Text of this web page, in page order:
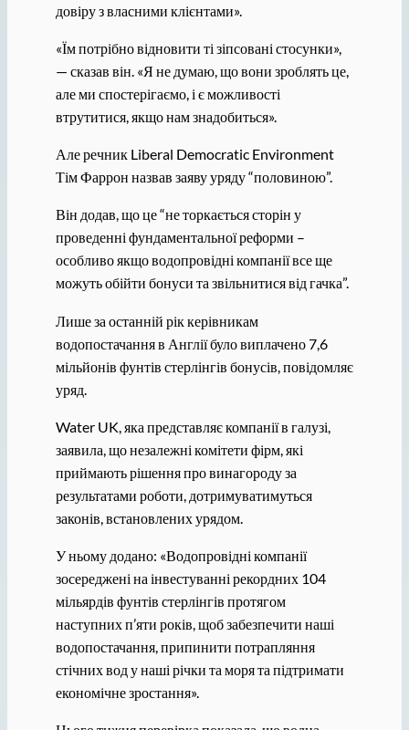
довіру з власними клієнтами».
«Їм потрібно відновити ті зіпсовані стосунки»,
— сказав він. «Я не думаю, що вони зроблять це,
але ми спостерігаємо, і є можливості
втрутитися, якщо нам знадобиться».
Але речник Liberal Democratic Environment
Тім Фаррон назвав заяву уряду “половиною”.
Він додав, що це “не торкається сторін у
проведенні фундаментальної реформи –
особливо якщо водопровідні компанії все ще
можуть обійти бонуси та звільнитися від гачка”.
Лише за останній рік керівникам
водопостачання в Англії було виплачено 7,6
мільйонів фунтів стерлінгів бонусів, повідомляє
уряд.
Water UK, яка представляє компанії в галузі,
заявила, що незалежні комітети фірм, які
приймають рішення про винагороду за
результатами роботи, дотримуватимуться
законів, встановлених урядом.
У ньому додано: «Водопровідні компанії
зосереджені на інвестуванні рекордних 104
мільярдів фунтів стерлінгів протягом
наступних п’яти років, щоб забезпечити наші
водопостачання, припинити потрапляння
стічних вод у наші річки та моря та підтримати
економічне зростання».